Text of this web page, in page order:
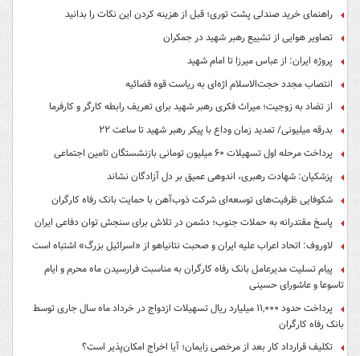
راهنمای خرید صندلی پشت توری؛ قبل از هزینه کردن این نکات را بدانید
تصاویر هوایی از تشییع رهبر شهید در جمکران
پروژه ایران: از عباس میرزا تا امام شهید
انتصاب مجدد حجت‌الاسلام اژه‌ای به ریاست قوه‌ قضائیه
از تضاد به زوجیت؛ میراث فکری رهبر شهید برای تعریف رابطه کارگر و کارفرما
بدرقه میلیونی/ تمدید زمان وداع با پیکر رهبر شهید تا ساعت ۲۲
پرداخت مرحله اول تسهیلات ۶۰ میلیون تومانی بازنشستگان تامین اجتماعی
پزشکیان: شهادت رهبری، اندوهی عمیق بر دل آزادگان نشاند
شکوفایی ظرفیت‌های توسعه‌ای شرکت ذوب‌آهن با حمایت‌ بانک رفاه کارگران
پاسخ مقتدرانه به حملات جنوب؛ دشمن در تلاش برای سنجش توان دفاعی ایران
لاوروف: اتحاد اعراب علیه ایران و صحبت نتانیاهو از «اسرائیل بزرگ» اشتباه است
پیام تسلیت مدیرعامل بانک رفاه کارگران به مناسبت فرارسیدن ماه محرم و ایام
تاسوعا و عاشورای حسینی
پرداخت حدود ۱۱,۰۰۰ میلیارد ریال تسهیلات ازدواج در خرداد ماه سال جاری توسط
بانک رفاه کارگران
تکلیف قرارداد کار بعد از مرخصی زایمان؛ آیا اخراج امکان‌پذیر است؟